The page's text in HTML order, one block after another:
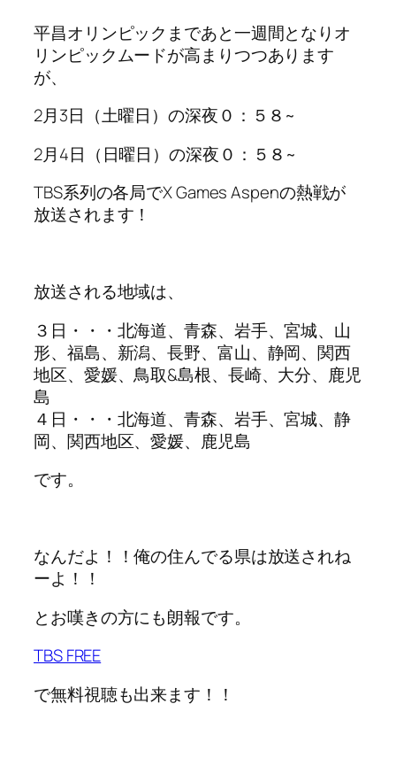
平昌オリンピックまであと一週間となりオ
リンピックムードが高まりつつあります
が、
2月3日（土曜日）の深夜０：５８~
2月4日（日曜日）の深夜０：５８~
TBS系列の各局でX Games Aspenの熱戦が
放送されます！
放送される地域は、
３日・・・北海道、青森、岩手、宮城、山
形、福島、新潟、長野、富山、静岡、関西
地区、愛媛、鳥取&島根、長崎、大分、鹿児
島
４日・・・北海道、青森、岩手、宮城、静
岡、関西地区、愛媛、鹿児島
です。
なんだよ！！俺の住んでる県は放送されね
ーよ！！
とお嘆きの方にも朗報です。
TBS FREE
で無料視聴も出来ます！！